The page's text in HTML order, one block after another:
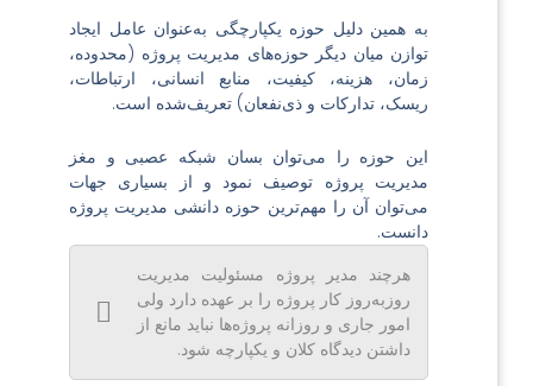
به همین دلیل حوزه یکپارچگی به‌عنوان عامل ایجاد
توازن میان دیگر حوزه‌های مدیریت پروژه (محدوده،
زمان، هزینه، کیفیت، منابع انسانی، ارتباطات،
ریسک، تدارکات و ذی‌نفعان) تعریف‌شده است.
این حوزه را می‌توان بسان شبکه عصبی و مغز
مدیریت پروژه توصیف نمود و از بسیاری جهات
می‌توان آن را مهم‌ترین حوزه دانشی مدیریت پروژه
دانست.
هرچند مدیر پروژه مسئولیت مدیریت
روزبه‌روز کار پروژه را بر عهده دارد ولی
امور جاری و روزانه پروژه‌ها نباید مانع از
داشتن دیدگاه کلان و یکپارچه شود.